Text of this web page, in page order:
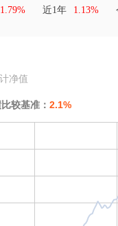
1.79% 近1年 1.13%
净值
较基准： 2.1%